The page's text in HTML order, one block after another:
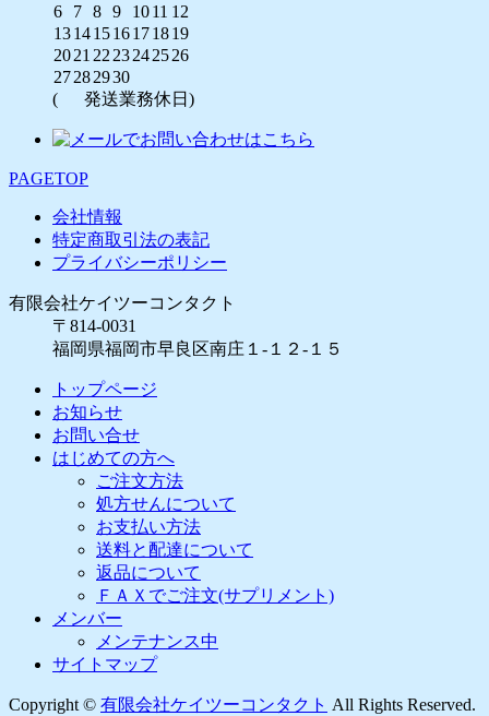
6
7 8 9 1011 12
13141516171819
2021 22 23242526
27282930
(
発送業務休日)
PAGETOP
会社情報
特定商取引法の表記
プライバシーポリシー
有限会社ケイツーコンタクト
〒814-0031
福岡県福岡市早良区南庄１-１２-１５
トップページ
お知らせ
お問い合せ
はじめての方へ
ご注文方法
処方せんについて
お支払い方法
送料と配達について
返品について
ＦＡＸでご注文(サプリメント)
メンバー
メンテナンス中
サイトマップ
Copyright © 有限会社ケイツーコンタクト All Rights Reserved.